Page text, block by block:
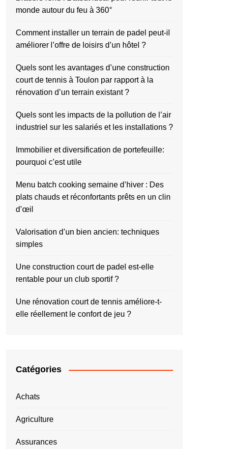
monde autour du feu à 360°
Comment installer un terrain de padel peut-il
améliorer l’offre de loisirs d’un hôtel ?
Quels sont les avantages d’une construction
court de tennis à Toulon par rapport à la
rénovation d’un terrain existant ?
Quels sont les impacts de la pollution de l’air
industriel sur les salariés et les installations ?
Immobilier et diversification de portefeuille:
pourquoi c’est utile
Menu batch cooking semaine d’hiver : Des
plats chauds et réconfortants prêts en un clin
d’œil
Valorisation d’un bien ancien: techniques
simples
Une construction court de padel est-elle
rentable pour un club sportif ?
Une rénovation court de tennis améliore-t-
elle réellement le confort de jeu ?
Catégories
Achats
Agriculture
Assurances